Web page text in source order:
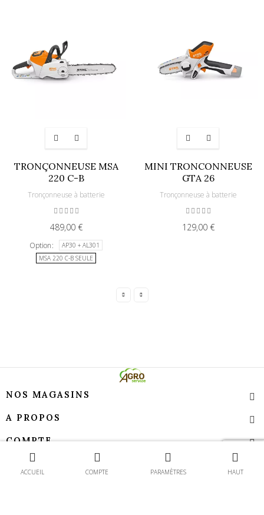
ACCUEIL COMPTE PARAMÈTRES HAUT
TRONÇONNEUSE MSA
220 C-B
Tronçonneuse à batterie
489,00 €
Option
AP30 + AL301
MSA 220 C-B SEULE
MINI TRONCONNEUSE
GTA 26
Tronçonneuse à batterie
129,00 €
NOS MAGASINS
A PROPOS
COMPTE
TEMPS D’OUVERTURE Contact